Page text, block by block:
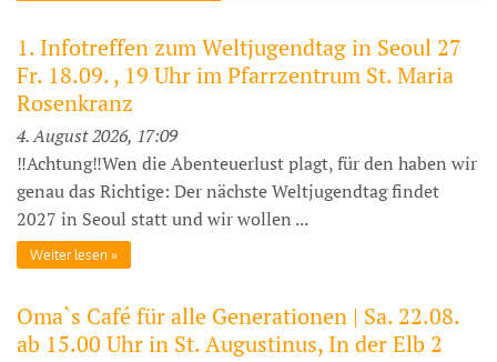
1. Infotreffen zum Weltjugendtag in Seoul 27
Fr. 18.09. , 19 Uhr im Pfarrzentrum St. Maria
Rosenkranz
4. August 2026, 17:09
‼️Achtung‼️Wen die Abenteuerlust plagt, für den haben wir
genau das Richtige: Der nächste Weltjugendtag findet
2027 in Seoul statt und wir wollen ...
Weiter lesen
Oma`s Café für alle Generationen | Sa. 22.08.
ab 15.00 Uhr in St. Augustinus, In der Elb 2